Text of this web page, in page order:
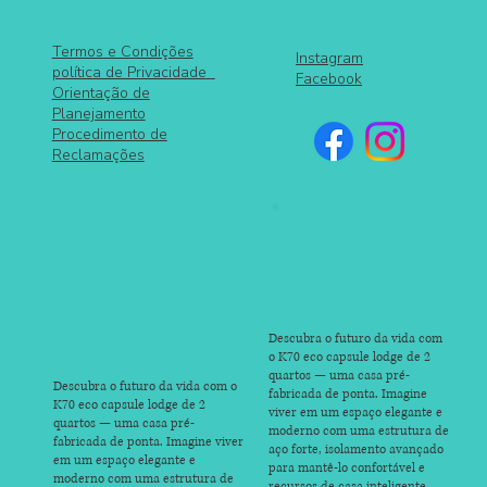
Termos e Condições
política de Privacidade
Orientação de
Planejamento
Procedimento de
Reclamações
Descubra o futuro da vida com o
K70 eco capsule lodge de 2
quartos — uma casa pré-
fabricada de ponta. Imagine viver
em um espaço elegante e
moderno com uma estrutura de
Instagram
Facebook
Descubra o futuro da vida com
o K70 eco capsule lodge de 2
quartos — uma casa pré-
fabricada de ponta. Imagine
viver em um espaço elegante e
moderno com uma estrutura de
aço forte, isolamento avançado
para mantê-lo confortável e